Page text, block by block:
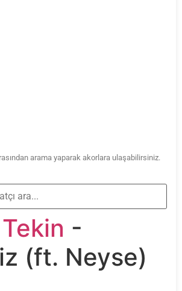
arama yaparak akorlara ulaşabilirsiniz.
-
(ft. Neyse)